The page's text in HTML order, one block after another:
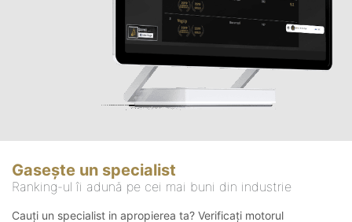
Gasește un specialist
Ranking-ul îi adună pe cei mai buni din industrie
Cauți un specialist in apropierea ta? Verificați motorul